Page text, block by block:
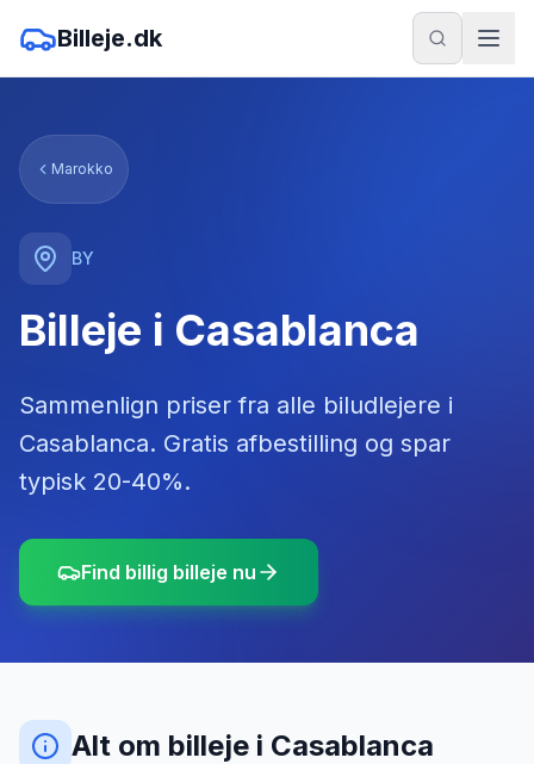
Billeje.dk
Marokko
BY
Billeje i Casablanca
Sammenlign priser fra alle biludlejere i
Casablanca. Gratis afbestilling og spar
typisk 20-40%.
Find billig billeje nu
Alt om billeje i Casablanca